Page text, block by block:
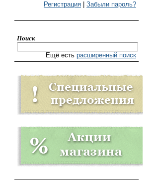
Регистрация Забыли пароль?
Поиск
Ещё есть расширенный поиск